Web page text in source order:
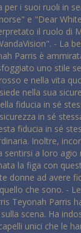
per i suoi ruoli in
e "Dear
il ruolo di
- La
Parris è
uno stile
e nella vita
nella sua
fiducia in sé
in sé
fiducia in sé
Inoltre,
sentirsi a loro agio
la figa con
donne ad avere
che sono. -
Teyonah Parris
scena. Ha
unici che le